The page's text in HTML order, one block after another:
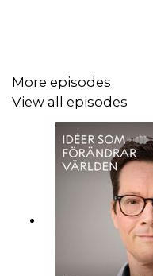
More episodes
View all episodes